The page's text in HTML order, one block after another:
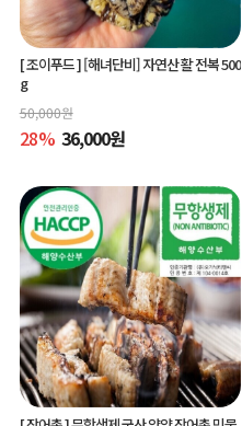
[ 조이푸드 ][해녀단비] 자연산 활 전복 500
g
50,000원
28% 36,000원